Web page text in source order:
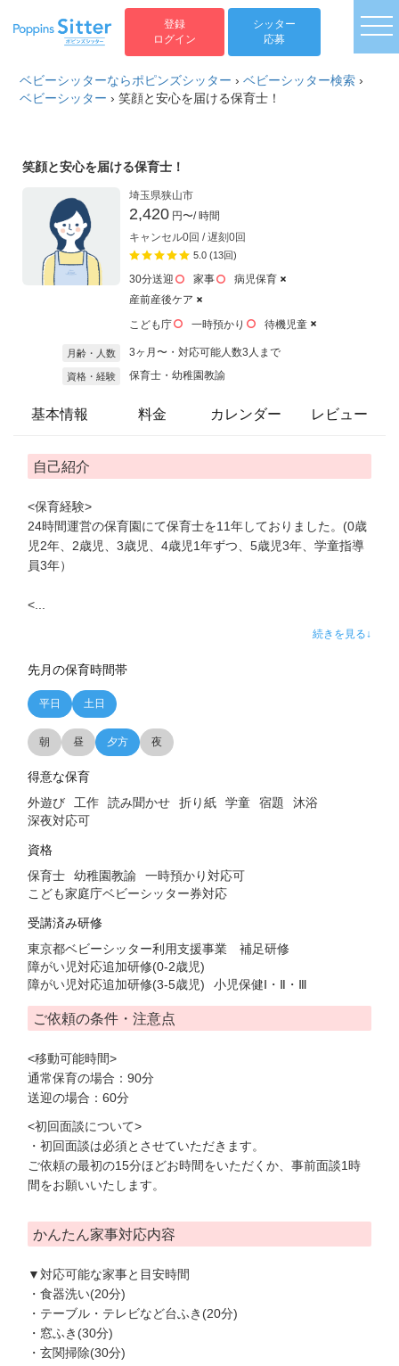
登録
ログイン
シッター
応募
ベビーシッターならポピンズシッター ›ベビーシッター検索 ›
ベビーシッター ›笑顔と安心を届ける保育士！
笑顔と安心を届ける保育士！
埼玉県狭山市
2,420 円〜/ 時間
キャンセル0回 / 遅刻0回
5.0 (13回)
30分送迎 家事
病児保育
産前産後ケア
こども庁
一時預かり 待機児童
月齢・人数 3ヶ月〜・対応可能人数3人まで
資格・経験 保育士・幼稚園教諭
基本情報 料金 カレンダー レビュー
自己紹介
<保育経験>
24時間運営の保育園にて保育士を11年しておりました。(0歳
児2年、2歳児、3歳児、4歳児1年ずつ、5歳児3年、学童指導
員3年）
<...
続きを見る↓
先月の保育時間帯
平日 土日
朝 昼 夕方 夜
得意な保育
外遊び 工作 読み聞かせ 折り紙 学童 宿題
沐浴
深夜対応可
資格
保育士 幼稚園教諭
一時預かり対応可
こども家庭庁ベビーシッター券対応
受講済み研修
東京都ベビーシッター利用支援事業 補足研修
障がい児対応追加研修(0-2歳児)
障がい児対応追加研修(3-5歳児)
小児保健Ⅰ・Ⅱ・Ⅲ
ご依頼の条件・注意点
<移動可能時間>
通常保育の場合：90分
送迎の場合：60分
<初回面談について>
・初回面談は必須とさせていただきます。
ご依頼の最初の15分ほどお時間をいただくか、事前面談1時
間をお願いいたします。
かんたん家事対応内容
▼対応可能な家事と目安時間
・食器洗い(20分)
・テーブル・テレビなど台ふき(20分)
・窓ふき(30分)
・玄関掃除(30分)